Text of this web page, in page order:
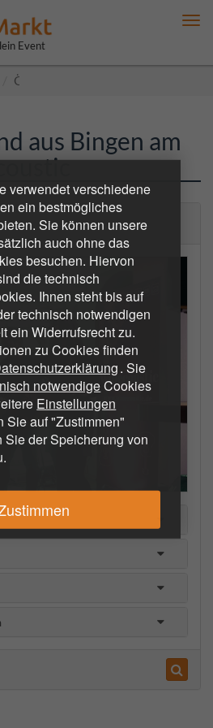
verwendet verschiedene
ein bestmögliches
Sie können unsere
auch ohne das
besuchen. Hiervon
die technisch
Ihnen steht bis auf
technisch notwendigen
ein Widerrufsrecht zu.
zu Cookies finden
. Sie
notwendigeCookies
Einstellungen
Sie auf "Zustimmen"
Sie der Speicherung von
Event
Öffentlich
aus Bingen am